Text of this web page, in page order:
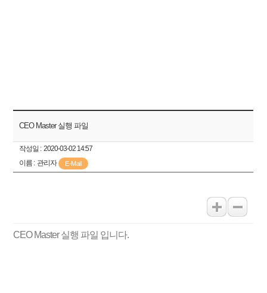
CEO Master 실행 파일
작성일 : 2020-03-02 14:57
이름 : 관리자 E-Mail
CEO Master 실행 파일 입니다.